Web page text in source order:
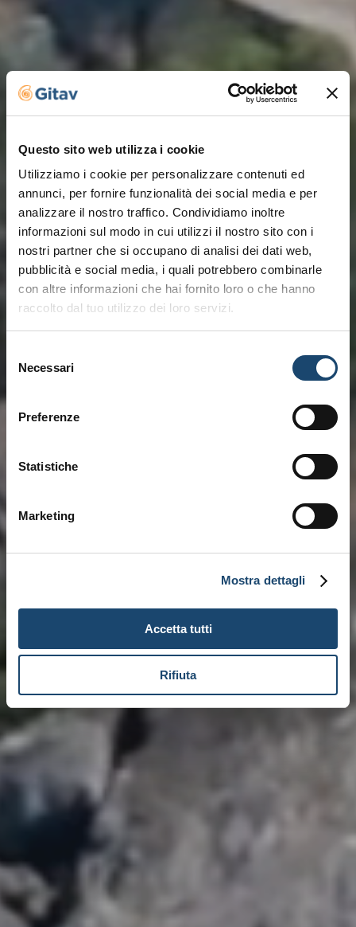
Questo sito web utilizza i cookie
Utilizziamo i cookie per personalizzare contenuti ed
annunci, per fornire funzionalità dei social media e per
analizzare il nostro traffico. Condividiamo inoltre
informazioni sul modo in cui utilizzi il nostro sito con i
nostri partner che si occupano di analisi dei dati web,
pubblicità e social media, i quali potrebbero combinarle
con altre informazioni che hai fornito loro o che hanno
raccolto dal tuo utilizzo dei loro servizi.
delNecessari
Preferenze
Statistiche
Marketing
Mostra dettagli
Accetta tutti
Rifiuta